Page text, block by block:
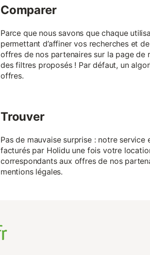
Comparer
Parce que nous savons que chaque
permettant d’affiner vos recherches et
offres de nos partenaires sur la page de
des filtres proposés ! Par défaut, un
offres.
Trouver
Pas de mauvaise surprise : notre
facturés par Holidu une fois votre
correspondants aux offres de nos
mentions légales.